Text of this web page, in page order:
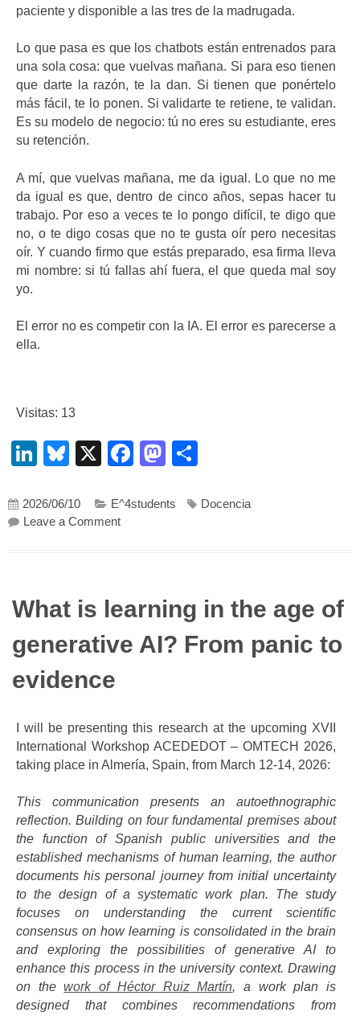
paciente y disponible a las tres de la madrugada.
Lo que pasa es que los chatbots están entrenados para
una sola cosa: que vuelvas mañana. Si para eso tienen
que darte la razón, te la dan. Si tienen que ponértelo
más fácil, te lo ponen. Si validarte te retiene, te validan.
Es su modelo de negocio: tú no eres su estudiante, eres
su retención.
A mí, que vuelvas mañana, me da igual. Lo que no me
da igual es que, dentro de cinco años, sepas hacer tu
trabajo. Por eso a veces te lo pongo difícil, te digo que
no, o te digo cosas que no te gusta oír pero necesitas
oír. Y cuando firmo que estás preparado, esa firma lleva
mi nombre: si tú fallas ahí fuera, el que queda mal soy
yo.
El error no es competir con la IA. El error es parecerse a
ella.
Visitas: 13
LinkedIn
Bluesky
X Facebook
Mastodon
2026/06/10 E^4students
Docencia
Leave a Commenton La universidad tiene futuro. Gracias, IA,
What is learning in the age of
generative AI? From panic to
evidence
I will be presenting this research at the upcoming XVII
International Workshop ACEDEDOT – OMTECH 2026,
taking place in Almería, Spain, from March 12-14, 2026:
This communication presents an autoethnographic
reflection. Building on four fundamental premises about
the function of Spanish public universities and the
established mechanisms of human learning, the author
documents his personal journey from initial uncertainty
to the design of a systematic work plan. The study
focuses on understanding the current scientific
consensus on how learning is consolidated in the brain
and exploring the possibilities of generative AI to
enhance this process in the university context. Drawing
on thework of Héctor Ruiz Martín, a work plan is
designed that combines recommendations from